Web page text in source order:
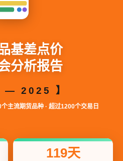
基差点价
分析报告
— 2025 】
主流期货品种 · 超过1200个交易日
119天